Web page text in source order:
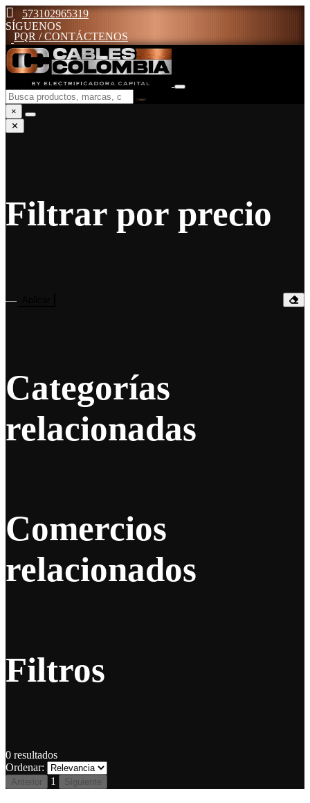
573102965319
SÍGUENOS
PQR / CONTÁCTENOS
×
✕
Filtrar por precio
—
Categorías
relacionadas
Comercios
relacionados
Filtros
0 resultados
Ordenar:
Anterior 1 Siguiente